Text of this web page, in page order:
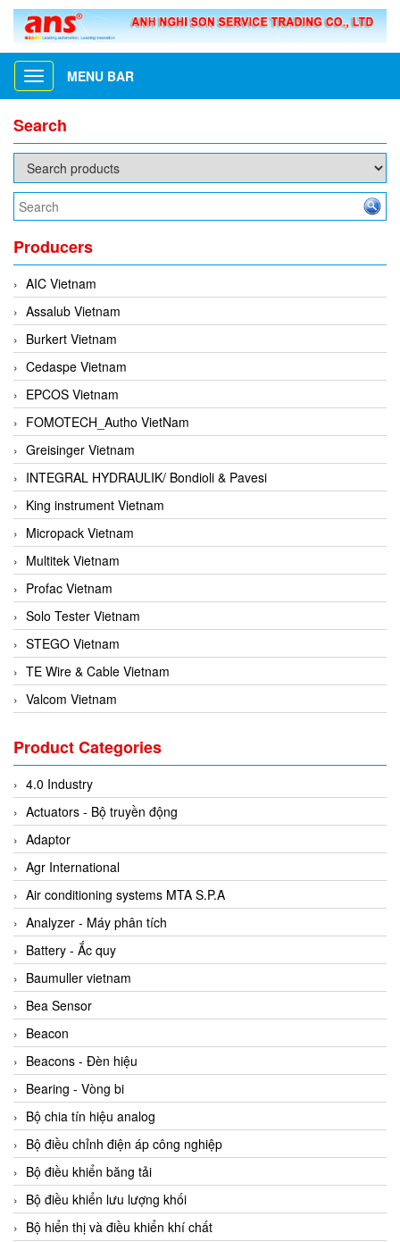
Toggle
navigation
MENU BAR
Search
Producers
AIC Vietnam
Assalub Vietnam
Burkert Vietnam
Cedaspe Vietnam
EPCOS Vietnam
FOMOTECH_Autho VietNam
Greisinger Vietnam
INTEGRAL HYDRAULIK/ Bondioli & Pavesi
King instrument Vietnam
Micropack Vietnam
Multitek Vietnam
Profac Vietnam
Solo Tester Vietnam
STEGO Vietnam
TE Wire & Cable Vietnam
Valcom Vietnam
3CTEST Vietnam
4B VietNam Vietnam
ABB Vietnam
AC Infinity Vietnam
AC&E Telecommunications
AC&T Vietnam
Accepta Vietnam
ACCUMAC Vietnam
AccuWeb Vietnam
Acey
ACOEM Vietnam
ADCA Vietnam
ADFweb Vietnam
Adler Vietnam
Ados Vietnam
Advanced Energy Vietnam
Advantech Vietnam
Agate Vietnam
Product Categories
4.0 Industry
Actuators - Bộ truyền động
Adaptor
Agr International
Air conditioning systems MTA S.P.A
Analyzer - Máy phân tích
Battery - Ắc quy
Baumuller vietnam
Bea Sensor
Beacon
Beacons - Đèn hiệu
Bearing - Vòng bi
Bộ chia tín hiệu analog
Bộ điều chỉnh điện áp công nghiệp
Bộ điều khiển băng tải
Bộ điều khiển lưu lượng khối
Bộ hiển thị và điều khiển khí chất